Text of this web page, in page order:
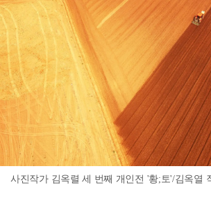
사진작가 김옥렬 세 번째 개인전 '황;토'/김옥열